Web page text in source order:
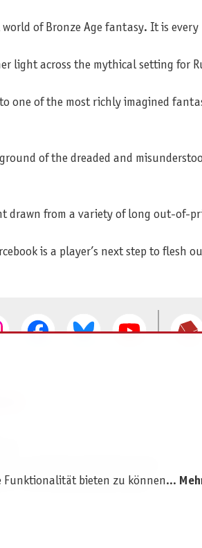
of Bronze Age fantasy. It is
light across the mythical setting for
one of the most richly imagined
of the dreaded and
drawn from a variety of long out-of-
is a player’s next step to flesh
und Verpackungshinweise
Funktionalität bieten zu können...